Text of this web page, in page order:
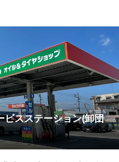
ビスステーション(卸団